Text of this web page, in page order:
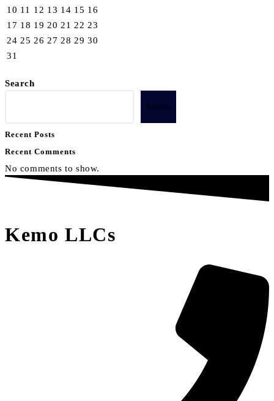
10 11 12 13 14 15 16
17 18 19 20 21 22 23
24 25 26 27 28 29 30
31
Search
Search
Recent Posts
Recent Comments
No comments to show.
Kemo LLCs